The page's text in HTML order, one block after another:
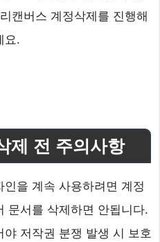
캔버스 계정삭제를 진행해
요.
제 전 주의사항
을 계속 사용하려면 계정
문서를 삭제하면 안됩니다.
저작권 분쟁 발생 시 보호